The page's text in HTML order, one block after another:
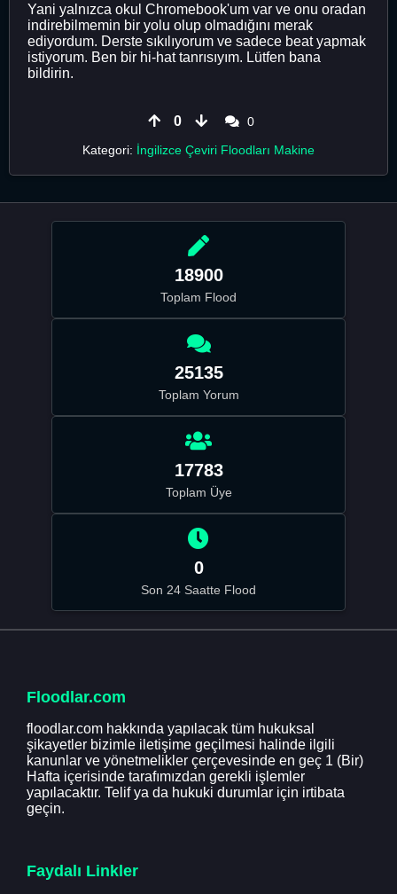
Yani yalnızca okul Chromebook'um var ve onu oradan
indirebilmemin bir yolu olup olmadığını merak
ediyordum. Derste sıkılıyorum ve sadece beat yapmak
istiyorum. Ben bir hi-hat tanrısıyım. Lütfen bana
bildirin.
0
0
Kategori: İngilizce Çeviri Floodları Makine
18900
Toplam Flood
25135
Toplam Yorum
17783
Toplam Üye
0
Son 24 Saatte Flood
Floodlar.com
floodlar.com hakkında yapılacak tüm hukuksal
şikayetler bizimle iletişime geçilmesi halinde ilgili
kanunlar ve yönetmelikler çerçevesinde en geç 1 (Bir)
Hafta içerisinde tarafımızdan gerekli işlemler
yapılacaktır. Telif ya da hukuki durumlar için irtibata
geçin.
Faydalı Linkler